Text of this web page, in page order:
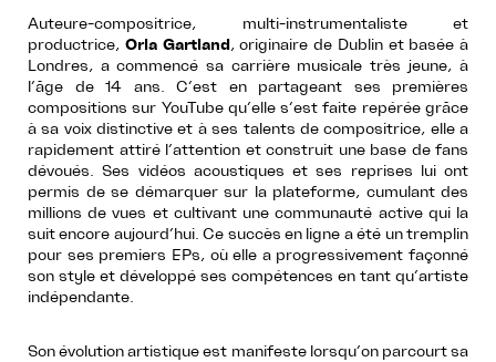
Auteure-compositrice, multi-instrumentaliste et
productrice, Orla Gartland, originaire de Dublin et basée à
Londres, a commencé sa carrière musicale très jeune, à
l’âge de 14 ans. C’est en partageant ses premières
compositions sur YouTube qu’elle s’est faite repérée grâce
à sa voix distinctive et à ses talents de compositrice, elle a
rapidement attiré l’attention et construit une base de fans
dévoués. Ses vidéos acoustiques et ses reprises lui ont
permis de se démarquer sur la plateforme, cumulant des
millions de vues et cultivant une communauté active qui la
suit encore aujourd’hui. Ce succès en ligne a été un tremplin
pour ses premiers EPs, où elle a progressivement façonné
son style et développé ses compétences en tant qu’artiste
indépendante.
Son évolution artistique est manifeste lorsqu’on parcourt sa